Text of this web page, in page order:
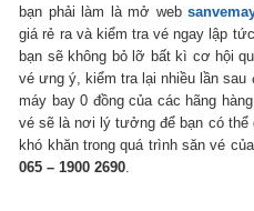
bạn phải làm là mở web
giá rẻ ra và kiểm tra vé ngay lập
bạn sẽ không bỏ lỡ bất kì cơ hội
vé ưng ý, kiểm tra lại nhiều lần
máy bay 0 đồng của các hãng
vé sẽ là nơi lý tưởng để bạn có thể
khó khăn trong quá trình săn vé
065 – 1900 2690.